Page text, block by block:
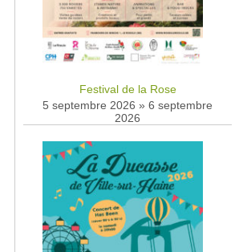
Festival de la Rose
5 septembre 2026 » 6 septembre
2026